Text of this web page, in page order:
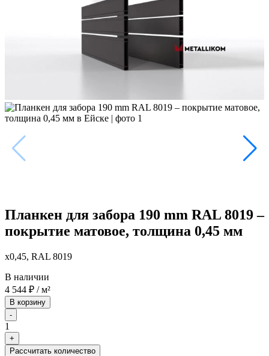
Планкен для забора 190 mm RAL 8019 –
покрытие матовое, толщина 0,45 мм
x0,45, RAL 8019
В наличии
4 544 ₽ / м²
В корзину
-
1
+
Рассчитать количество